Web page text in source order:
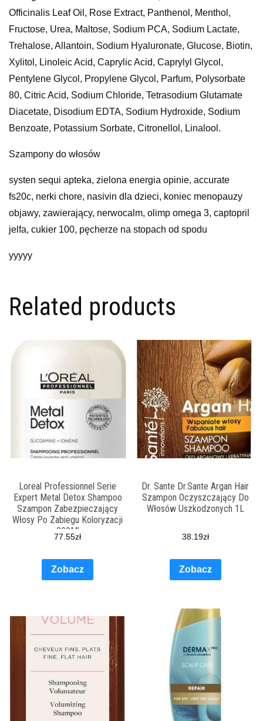
Officinalis Leaf Oil, Rose Extract, Panthenol, Menthol,
Fructose, Urea, Maltose, Sodium PCA, Sodium Lactate,
Trehalose, Allantoin, Sodium Hyaluronate, Glucose, Biotin,
Xylitol, Linoleic Acid, Caprylic Acid, Caprylyl Glycol,
Pentylene Glycol, Propylene Glycol, Parfum, Polysorbate
80, Citric Acid, Sodium Chloride, Tetrasodium Glutamate
Diacetate, Disodium EDTA, Sodium Hydroxide, Sodium
Benzoate, Potassium Sorbate, Citronellol, Linalool.
Szampony do włosów
systen sequi apteka, zielona energia opinie, accurate
fs20c, nerki chore, nasivin dla dzieci, koniec menopauzy
objawy, zawierający, nerwocalm, olimp omega 3, captopril
jelfa, cukier 100, pęcherze na stopach od spodu
yyyyy
Related products
Loreal Professionnel Serie
Expert Metal Detox Shampoo
Szampon Zabezpieczający
Włosy Po Zabiegu Koloryzacji
300Ml
77.55zł
Zobacz
Dr. Sante Dr.Sante Argan Hair
Szampon Oczyszczający Do
Włosów Uszkodzonych 1L
38.19zł
Zobacz